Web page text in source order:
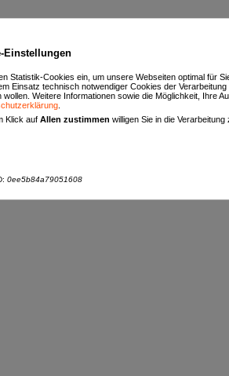
Einstellungen
Statistik-Cookies ein, um unsere Webseiten optimal für
Einsatz technisch notwendiger Cookies der
wollen. Weitere Informationen sowie die Möglichkeit, Ihre
Klick auf Allen zustimmen willigen Sie in die
0ee5b84a79051608